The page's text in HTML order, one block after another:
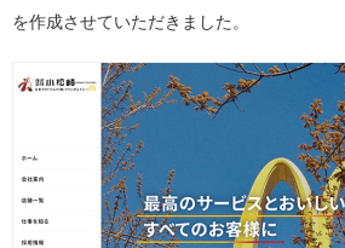
を作成させていただきました。